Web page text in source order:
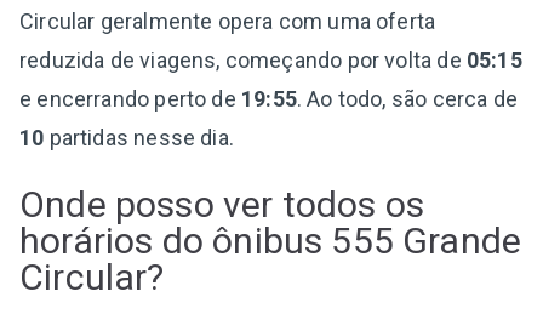
Circular geralmente opera com uma oferta
reduzida de viagens, começando por volta de 05:15
e encerrando perto de 19:55. Ao todo, são cerca de
10 partidas nesse dia.
Onde posso ver todos os
horários do ônibus 555 Grande
Circular?